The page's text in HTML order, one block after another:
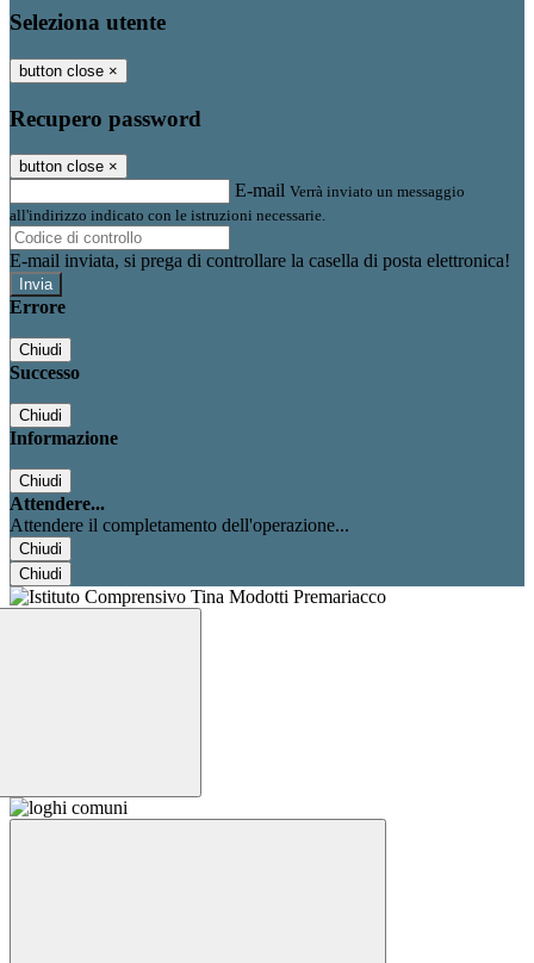
Seleziona utente
button close ×
Recupero password
button close ×
E-mail Verrà inviato un messaggio
all'indirizzo indicato con le istruzioni necessarie.
E-mail inviata, si prega di controllare la casella di posta elettronica!
Errore
Chiudi
Successo
Chiudi
Informazione
Chiudi
Attendere...
Attendere il completamento dell'operazione...
Chiudi
Chiudi